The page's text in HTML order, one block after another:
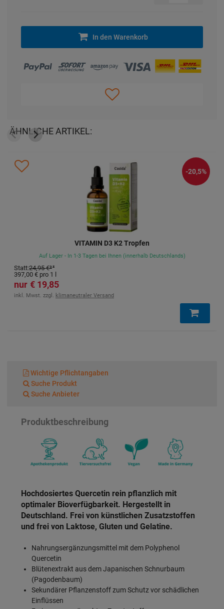
In den Warenkorb
ÄHNLICHE ARTIKEL:
VITAMIN D3 K2 Tropfen
19,85 €
Statt:24,95 €³
Auf Lager - In 1-3 Tagen bei Ihnen (innerhalb Deutschlands)
inkl. Mwst. zzgl. klimaneutraler Versand
397,00 € pro 1 l
-20,5%
Wichtige Pflichtangaben
Suche Produkt
Suche Anbieter
Produktbeschreibung
Hochdosiertes Quercetin rein pflanzlich mit
optimaler Bioverfügbarkeit. Hergestellt in
Deutschland. Frei von künstlichen Zusatzstoffen
und frei von Laktose, Gluten und Gelatine.
Nahrungsergänzungsmittel mit dem Polyphenol
Quercetin
Blütenextrakt aus dem Japanischen Schnurbaum
(Pagodenbaum)
Sekundärer Pflanzenstoff zum Schutz vor schädlichen
Einflüssen